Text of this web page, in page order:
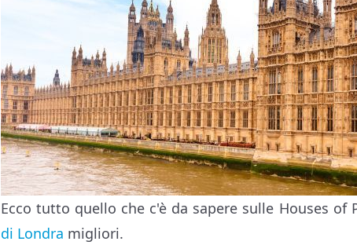
Ecco tutto quello che c'è da sapere sulle Houses of
di Londra migliori.